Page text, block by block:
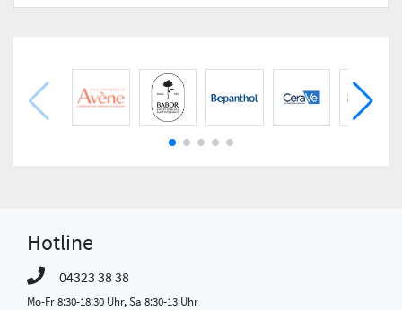
Hotline
04323 38 38
Mo-Fr 8:30-18:30 Uhr, Sa 8:30-13 Uhr